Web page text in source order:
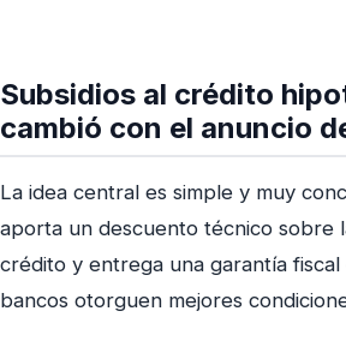
Subsidios al crédito
cambió con el anuncio
La idea central es simple y muy
aporta un descuento técnico sobre
crédito y entrega una garantía fiscal
bancos otorguen mejores